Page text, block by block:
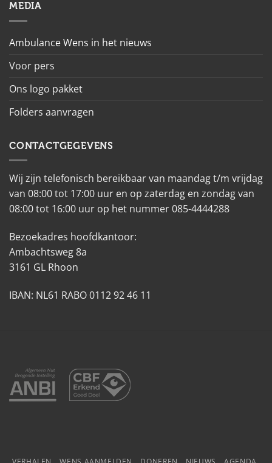
MEDIA
Ambulance Wens in het nieuws
Voor pers
Ons logo pakket
Folders aanvragen
CONTACTGEGEVENS
Wij zijn telefonisch bereikbaar van maandag t/m vrijdag
van 08:00 tot 17:00 uur en op zaterdag en zondag van
08:00 tot 16:00 uur op het nummer 085-4444288
Bezoekadres hoofdkantoor:
Ambachtsweg 8a
3161 GL Rhoon
IBAN: NL61 RABO 0112 92 46 11